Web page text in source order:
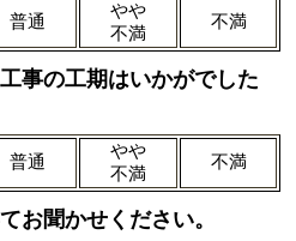
普通
やや
不満
不満
事の工期はいかがでした
普通
やや
不満
不満
お聞かせください。